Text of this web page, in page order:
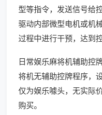
型等指令，发送信号给
驱动内部微型电机或机
过程中进行干预，达到
日常娱乐麻将机辅助控
将机无辅助控牌程序，
仅为娱乐噱头，无实际
购买。